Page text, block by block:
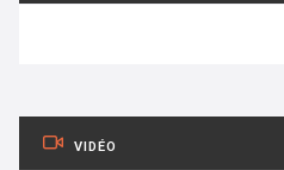
VIDÉO